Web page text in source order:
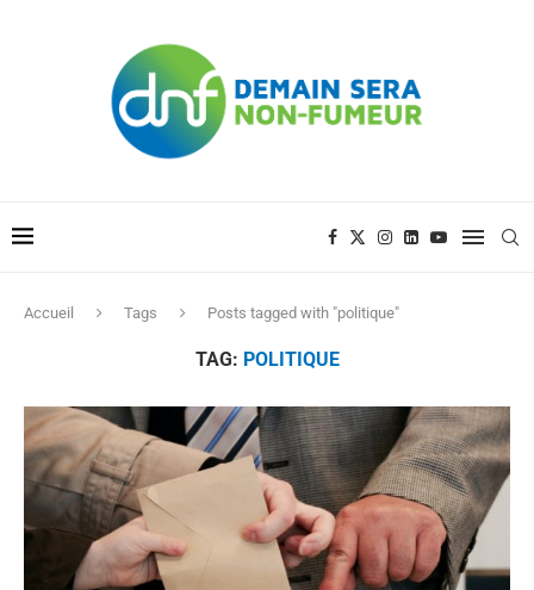
Accueil Tags Posts tagged with "politique"
TAG: POLITIQUE